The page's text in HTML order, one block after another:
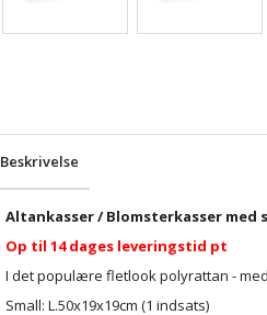
Beskrivelse
Altankasser / Blomsterkasser med
Op til 14 dages leveringstid pt
I det populære fletlook polyrattan -
Small: L.50x19x19cm (1 indsats)